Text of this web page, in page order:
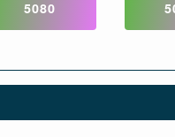
5080